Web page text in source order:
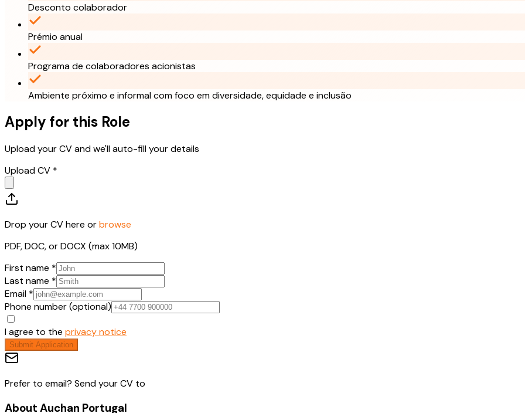
Desconto colaborador
Prémio anual
Programa de colaboradores acionistas
Ambiente próximo e informal com foco em diversidade, equidade e inclusão
Apply for this Role
Upload your CV and we'll auto-fill your details
Upload CV *
Drop your CV here orbrowse
PDF, DOC, or DOCX (max 10MB)
First name *
Last name *
Email *
Phone number (optional)
I agree to the privacy notice
Submit Application
Prefer to email? Send your CV to
About Auchan Portugal